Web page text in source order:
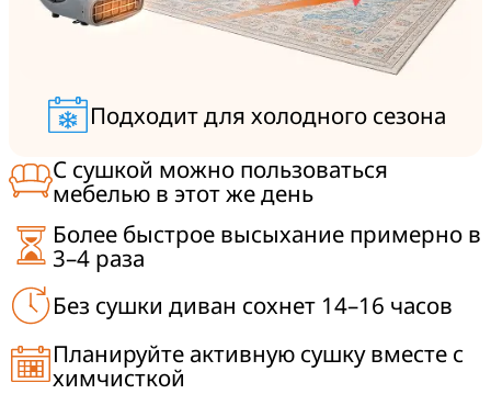
Подходит для холодного сезона
С сушкой можно пользоваться
мебелью в этот же день
Более быстрое высыхание примерно в
3–4 раза
Без сушки диван сохнет 14–16 часов
Планируйте активную сушку вместе с
химчисткой